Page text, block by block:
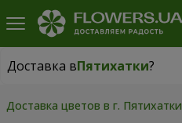
Доставка вПятихатки?
Доставка вПятихатки|
Доставка цветов в г. Пятихатки